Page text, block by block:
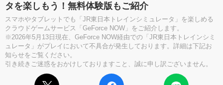
タを楽しもう！無料体験版もご紹介
スマホやタブレットでも「JR東日本トレインシミュレータ」を楽しめる
クラウドゲームサービス「GeForce NOW」をご紹介します。
※2026年5月13日現在、GeForce NOW経由での「JR東日本トレインシミ
ュレータ」がプレイにおいて不具合が発生しております。詳細は下記お
知らせをご覧ください。
引き続きご迷惑をおかけしておりますこと、誠に申し訳ございません。